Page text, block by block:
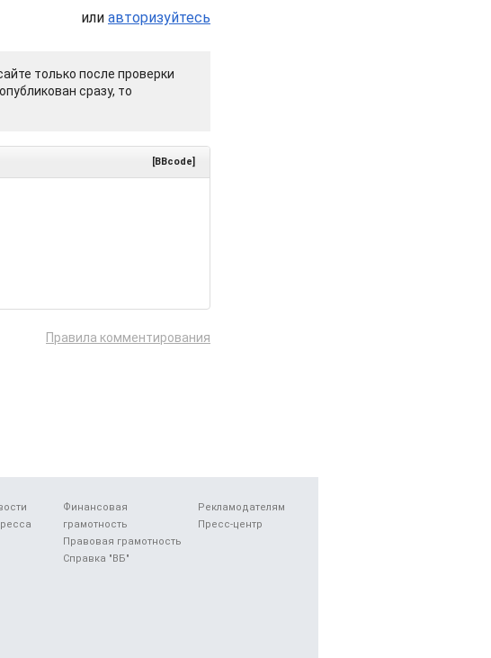
или авторизуйтесь
только после проверки
сразу, то
[BBcode]
Правила комментирования
Финансовая
грамотность
Правовая грамотность
Справка "ВБ"
Рекламодателям
Пресс-центр